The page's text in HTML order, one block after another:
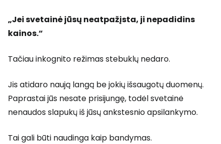
„Jei svetainė jūsų neatpažįsta, ji nepadidins
kainos.“
Tačiau inkognito režimas stebuklų nedaro.
Jis atidaro naują langą be jokių išsaugotų duomenų.
Paprastai jūs nesate prisijungę, todėl svetainė
nenaudos slapukų iš jūsų ankstesnio apsilankymo.
Tai gali būti naudinga kaip bandymas.